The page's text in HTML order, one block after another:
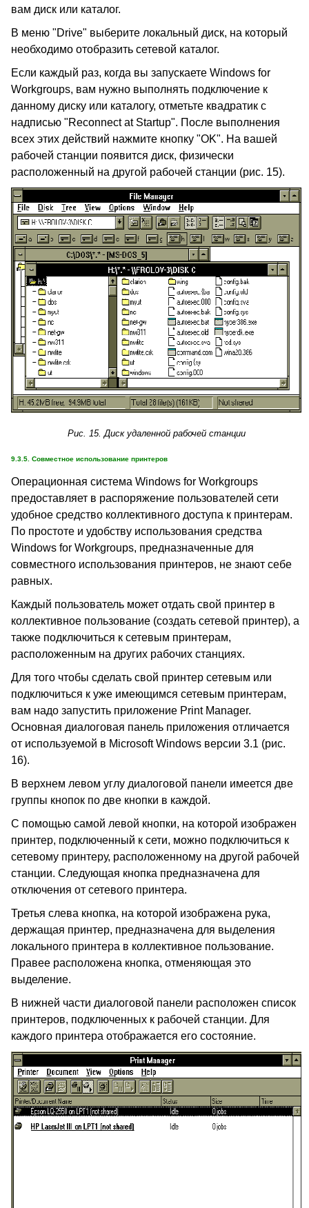
вам диск или каталог.
В меню "Drive" выберите локальный диск, на который
необходимо отобразить сетевой каталог.
Если каждый раз, когда вы запускаете Windows for
Workgroups, вам нужно выполнять подключение к
данному диску или каталогу, отметьте квадратик с
надписью "Reconnect at Startup". После выполнения
всех этих действий нажмите кнопку "OK". На вашей
рабочей станции появится диск, физически
расположенный на другой рабочей станции (рис. 15).
Рис. 15. Диск удаленной рабочей станции
9.3.5. Совместное использование принтеров
Операционная система Windows for Workgroups
предоставляет в распоряжение пользователей сети
удобное средство коллективного доступа к принтерам.
По простоте и удобству использования средства
Windows for Workgroups, предназначенные для
совместного использования принтеров, не знают себе
равных.
Каждый пользователь может отдать свой принтер в
коллективное пользование (создать сетевой принтер), а
также подключиться к сетевым принтерам,
расположенным на других рабочих станциях.
Для того чтобы сделать свой принтер сетевым или
подключиться к уже имеющимся сетевым принтерам,
вам надо запустить приложение Print Manager.
Основная диалоговая панель приложения отличается
от используемой в Microsoft Windows версии 3.1 (рис.
16).
В верхнем левом углу диалоговой панели имеется две
группы кнопок по две кнопки в каждой.
С помощью самой левой кнопки, на которой изображен
принтер, подключенный к сети, можно подключиться к
сетевому принтеру, расположенному на другой рабочей
станции. Следующая кнопка предназначена для
отключения от сетевого принтера.
Третья слева кнопка, на которой изображена рука,
держащая принтер, предназначена для выделения
локального принтера в коллективное пользование.
Правее расположена кнопка, отменяющая это
выделение.
В нижней части диалоговой панели расположен список
принтеров, подключенных к рабочей станции. Для
каждого принтера отображается его состояние.